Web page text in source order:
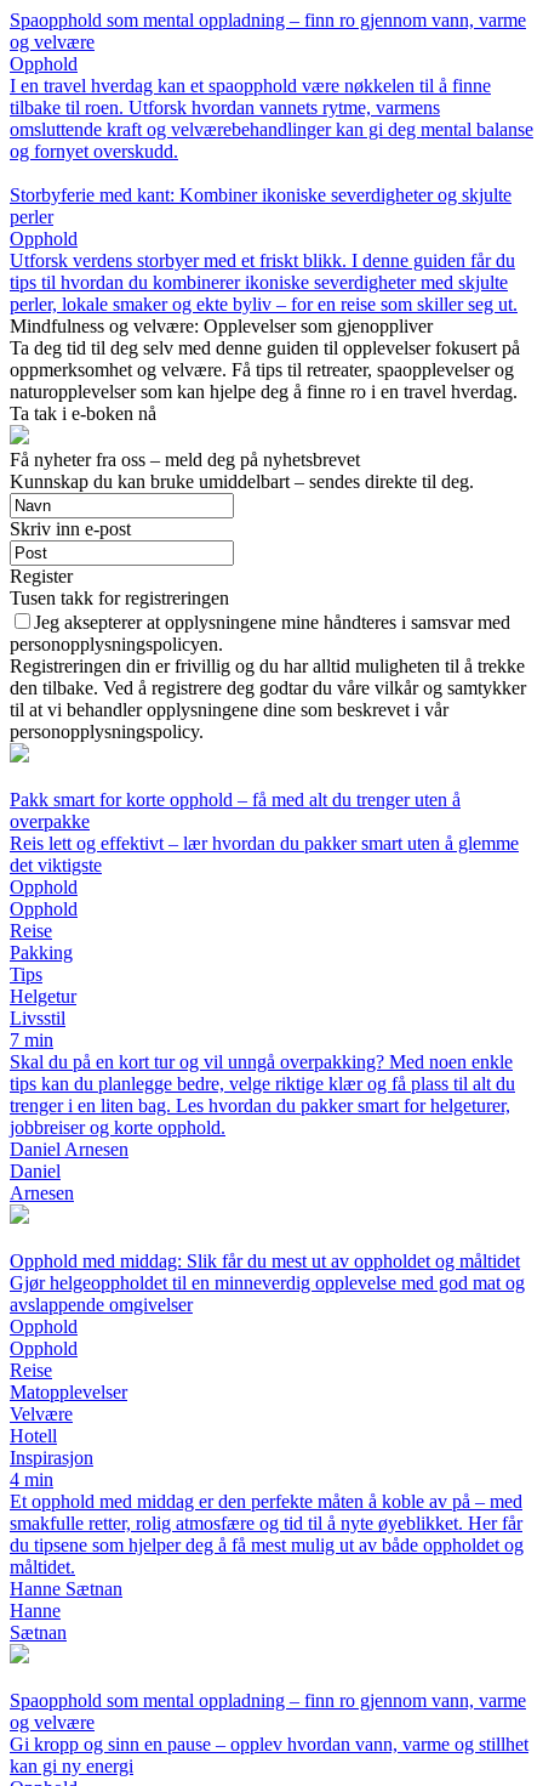
Spaopphold som mental oppladning – finn ro gjennom vann, varme
og velvære
Opphold
I en travel hverdag kan et spaopphold være nøkkelen til å finne
tilbake til roen. Utforsk hvordan vannets rytme, varmens
omsluttende kraft og velværebehandlinger kan gi deg mental balanse
og fornyet overskudd.
Storbyferie med kant: Kombiner ikoniske severdigheter og skjulte
perler
Opphold
Utforsk verdens storbyer med et friskt blikk. I denne guiden får du
tips til hvordan du kombinerer ikoniske severdigheter med skjulte
perler, lokale smaker og ekte byliv – for en reise som skiller seg ut.
Mindfulness og velvære: Opplevelser som gjenoppliver
Ta deg tid til deg selv med denne guiden til opplevelser fokusert på
oppmerksomhet og velvære. Få tips til retreater, spaopplevelser og
naturopplevelser som kan hjelpe deg å finne ro i en travel hverdag.
Ta tak i e-boken nå
Få nyheter fra oss – meld deg på nyhetsbrevet
Kunnskap du kan bruke umiddelbart – sendes direkte til deg.
Skriv inn e-post
Register
Tusen takk for registreringen
Jeg aksepterer at opplysningene mine håndteres i samsvar med
personopplysningspolicyen.
Registreringen din er frivillig og du har alltid muligheten til å trekke
den tilbake. Ved å registrere deg godtar du våre vilkår og samtykker
til at vi behandler opplysningene dine som beskrevet i vår
personopplysningspolicy.
Pakk smart for korte opphold – få med alt du trenger uten å
overpakke
Reis lett og effektivt – lær hvordan du pakker smart uten å glemme
det viktigste
Opphold
Opphold
Reise
Pakking
Tips
Helgetur
Livsstil
7 min
Skal du på en kort tur og vil unngå overpakking? Med noen enkle
tips kan du planlegge bedre, velge riktige klær og få plass til alt du
trenger i en liten bag. Les hvordan du pakker smart for helgeturer,
jobbreiser og korte opphold.
Daniel Arnesen
Daniel
Arnesen
Opphold med middag: Slik får du mest ut av oppholdet og måltidet
Gjør helgeoppholdet til en minneverdig opplevelse med god mat og
avslappende omgivelser
Opphold
Opphold
Reise
Matopplevelser
Velvære
Hotell
Inspirasjon
4 min
Et opphold med middag er den perfekte måten å koble av på – med
smakfulle retter, rolig atmosfære og tid til å nyte øyeblikket. Her får
du tipsene som hjelper deg å få mest mulig ut av både oppholdet og
måltidet.
Hanne Sætnan
Hanne
Sætnan
Spaopphold som mental oppladning – finn ro gjennom vann, varme
og velvære
Gi kropp og sinn en pause – opplev hvordan vann, varme og stillhet
kan gi ny energi